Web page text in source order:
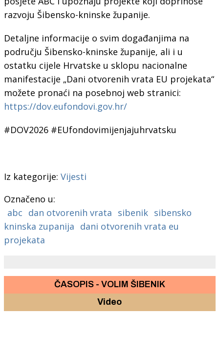
razvoju Šibensko-kninske županije.
Detaljne informacije o svim događanjima na
području Šibensko-kninske županije, ali i u
ostatku cijele Hrvatske u sklopu nacionalne
manifestacije „Dani otvorenih vrata EU projekata“
možete pronaći na posebnoj web stranici:
https://dov.eufondovi.gov.hr/
#DOV2026 #EUfondovimijenjajuhrvatsku
Iz kategorije: Vijesti
Označeno u:
abc dan otvorenih vrata sibenik sibensko
kninska zupanija dani otvorenih vrata eu
projekata
ČASOPIS - VOLIM ŠIBENIK
Video